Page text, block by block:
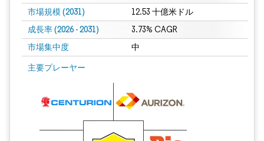
市場規模 (2031) 12.53 十億米ドル
成長率 (2026 - 2031) 3.73% CAGR
市場集中度 中
主要プレーヤー
画像 © Mordor Intelligence。再利用にはCC BY 4.0の表示が必要です。